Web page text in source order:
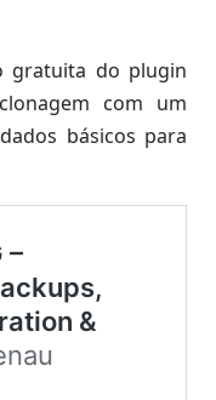
gratuita do plugin
com um
básicos para